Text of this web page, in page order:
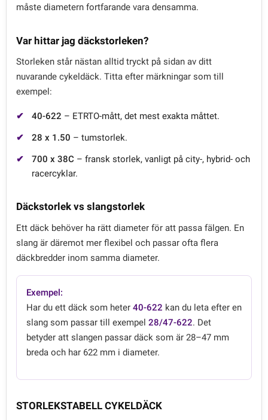
måste diametern fortfarande vara densamma.
Var hittar jag däckstorleken?
Storleken står nästan alltid tryckt på sidan av ditt
nuvarande cykeldäck. Titta efter märkningar som till
exempel:
40-622 – ETRTO-mått, det mest exakta måttet.
28 x 1.50 – tumstorlek.
700 x 38C – fransk storlek, vanligt på city-, hybrid- och
racercyklar.
Däckstorlek vs slangstorlek
Ett däck behöver ha rätt diameter för att passa fälgen. En
slang är däremot mer flexibel och passar ofta flera
däckbredder inom samma diameter.
Exempel:
Har du ett däck som heter 40-622 kan du leta efter en
slang som passar till exempel 28/47-622. Det
betyder att slangen passar däck som är 28–47 mm
breda och har 622 mm i diameter.
STORLEKSTABELL CYKELDÄCK